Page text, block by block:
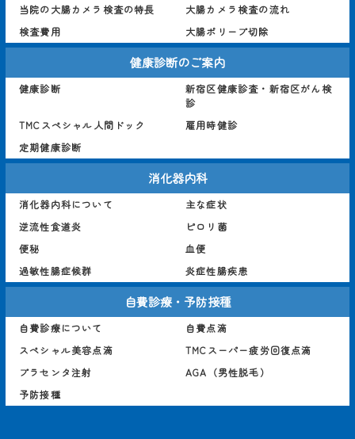
当院の大腸カメラ検査の特長
大腸カメラ検査の流れ
検査費用
大腸ポリープ切除
健康診断のご案内
健康診断
新宿区健康診査・新宿区がん検
診
TMCスペシャル人間ドック
雇用時健診
定期健康診断
消化器内科
消化器内科について
主な症状
逆流性食道炎
ピロリ菌
便秘
血便
過敏性腸症候群
炎症性腸疾患
自費診療・予防接種
自費診療について
自費点滴
スペシャル美容点滴
TMCスーパー疲労回復点滴
プラセンタ注射
AGA（男性脱毛）
予防接種